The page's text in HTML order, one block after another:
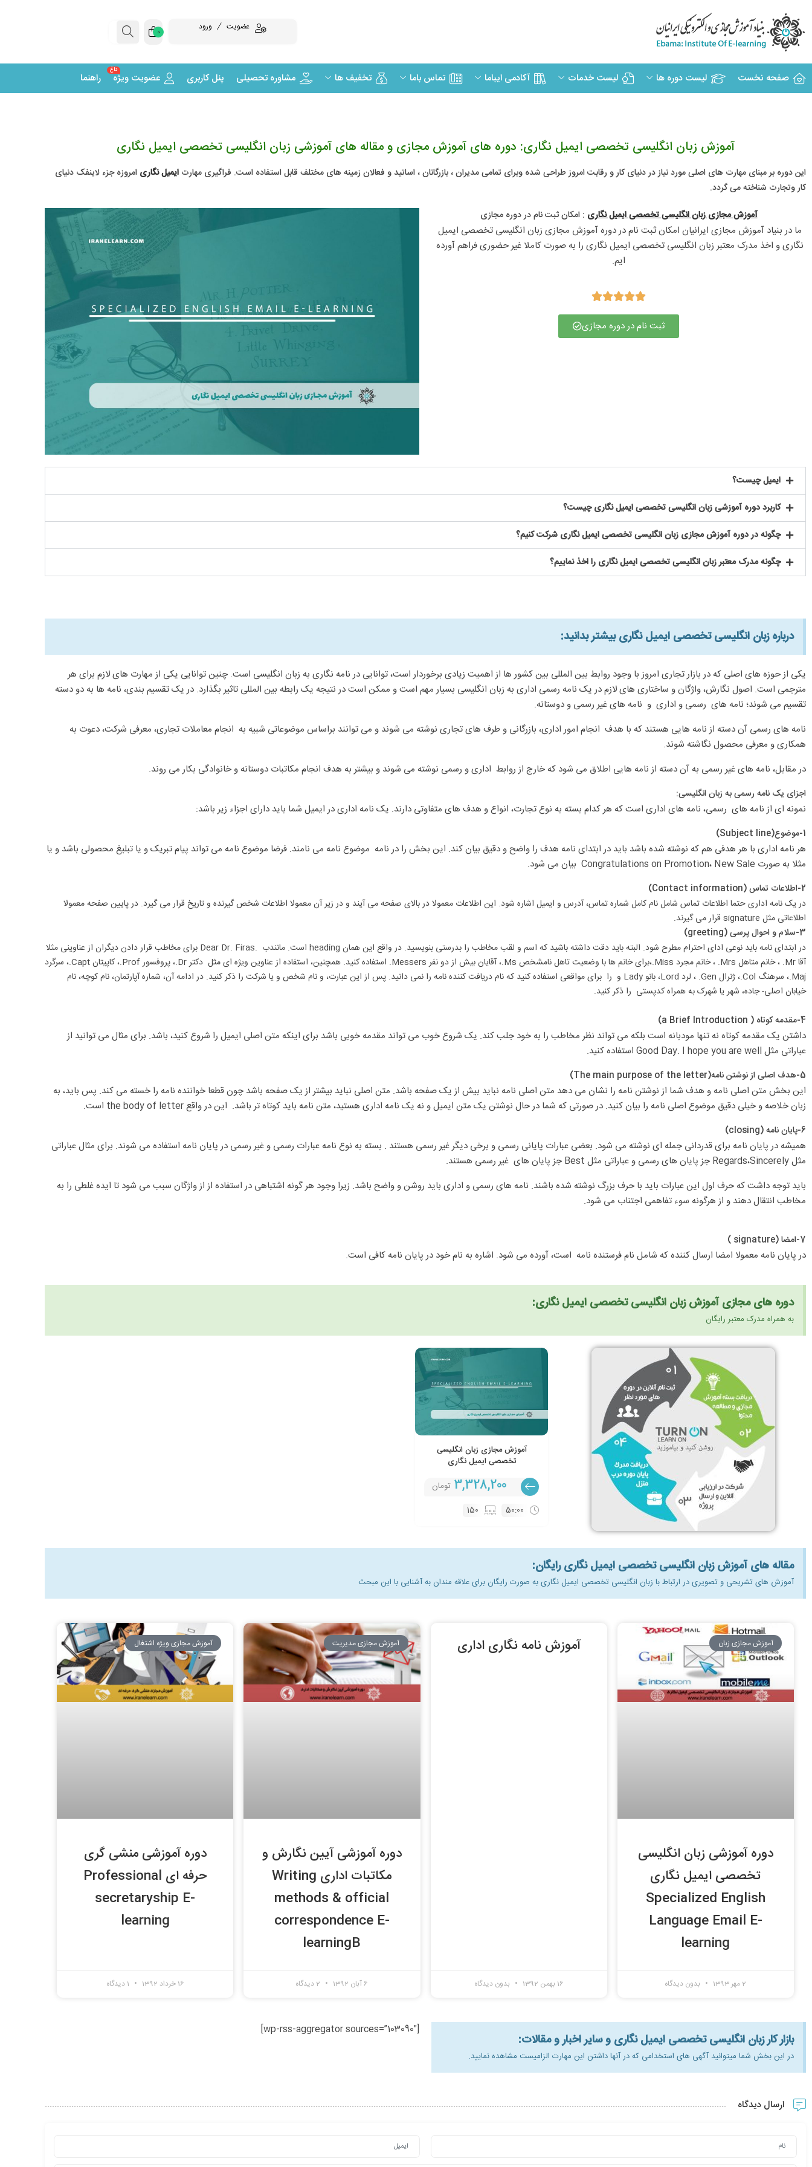
عضویت ورود 0
صفحه نخست لیست دوره ها لیست خدمات آکادمی ایباما تماس باما تخفیف ها مشاوره تحصیلی پنل کاربری عضویت ویژه
داغ
راهنما
آموزش زبان انگلیسی تخصصی ایمیل نگاری: دوره های آموزش مجازی و مقاله های آموزشی زبان انگلیسی تخصصی ایمیل نگاری
این دوره بر مبنای مهارت های اصلی مورد نیاز در دنیای کار و رقابت امروز طراحی شده وبرای تمامی مدیران ، بازرگانان ، اساتید و فعالان زمینه های مختلف قابل استفاده است. فراگیری مهارت ایمیل نگاری امروزه جزء لاینفک دنیای
کار وتجارت شناخته می گردد.
آموزش مجازی زبان انگلیسی تخصصی ایمیل نگاری : امکان ثبت نام در دوره مجازی​
ایم.





ثبت نام در دوره مجازی
ایمیل چیست؟
کاربرد دوره آموزشی زبان انگلیسی تخصصی ایمیل نگاری چیست؟
چگونه در دوره آموزش مجازی زبان انگلیسی تخصصی ایمیل نگاری شرکت کنیم؟
چگونه مدرک معتبر زبان انگلیسی تخصصی ایمیل نگاری را اخذ نماییم؟
درباره زبان انگلیسی تخصصی ایمیل نگاری بیشتر بدانید:​
یکی از حوزه های اصلی که در بازار تجاری امروز با وجود روابط بین المللی بین کشور ها از اهمیت زیادی برخوردار است، توانایی در نامه نگاری به زبان انگلیسی است. چنین توانایی یکی از مهارت های لازم برای هر
مترجمی است. اصول نگارش، واژگان و ساختاری های لازم در یک نامه رسمی اداری به زبان انگلیسی بسیار مهم است و ممکن است در نتیجه یک رابطه بین المللی تاثیر بگذارد. در یک تقسیم بندی، نامه ها به دو دسته
تقسیم می شوند؛ نامه های رسمی و اداری و نامه های غیر رسمی و دوستانه.
نامه های رسمی آن دسته از نامه هایی هستند که با هدف انجام امور اداری، بازرگانی و طرف های تجاری نوشته می شوند و می توانند براساس موضوعاتی شبیه به انجام معاملات تجاری، معرفی شرکت، دعوت به
همکاری و معرفی محصول نگاشته شوند.
در مقابل، نامه های غیر رسمی به آن دسته از نامه هایی اطلاق می شود که خارج از روابط اداری و رسمی نوشته می شوند و بیشتر به هدف انجام مکاتبات دوستانه و خانوادگی بکار می روند.
اجزای یک نامه رسمی به زبان انگلیسی:
نمونه ای از نامه های رسمی، نامه های اداری است که هر کدام بسته به نوع تجارت، انواع و هدف های متفاوتی دارند. یک نامه اداری در ایمیل شما باید دارای اجزاء زیر باشد:
1-موضوع(Subject line)
هر نامه اداری با هر هدفی هم که نوشته شده باشد باید در ابتدای نامه هدف را واضح و دقیق بیان کند. این بخش را در نامه موضوع نامه می نامند. فرضا موضوع نامه می تواند پیام تبریک و یا تبلیغ محصولی باشد و یا
مثلا به صورت Congratulations on Promotion، New Sale بیان می شود.
2-اطلاعات تماس (Contact information)
در یک نامه اداری حتما اطلاعات تماس شامل نام کامل شماره تماس، آدرس و ایمیل اشاره شود. این اطلاعات معمولا در بالای صفحه می آیند و در زیر آن معمولا اطلاعات شخص گیرنده و تاریخ قرار می گیرد. در پایین صفحه معمولا
اطلاعاتی مثل signature قرار می گیرند.
3-سلام و احوال پرسی (greeting)
در ابتدای نامه باید نوعی ادای احترام مطرح شود. البته باید دقت داشته باشید که اسم و لقب مخاطب را بدرستی بنویسید. در واقع این همان heading است. مانندب .Dear Dr. Firas برای مخاطب قرار دادن دیگران از عناوینی مثلا
آقا Mr. ، خانم متاهل Mrs. ، خانم مجرد Miss.،برای خانم ها با وضعیت تاهل نامشخص Ms.، آقایان بیش از دو نفر Messers. استفاده کنید. همچنین، استفاده از عناوین ویژه ای مثل دکتر Dr.، پروفسور Prof.، کاپیتان Capt.، سرگرد
Maj.، سرهنگ Col.، ژنرال Gen. ، لرد Lord، بانو Lady و را برای مواقعی استفاده کنید که نام دریافت کننده نامه را نمی دانید. پس از این عبارت، و نام شخص و یا شرکت را ذکر کنید. در ادامه آن، شماره آپارتمان، نام کوچه، نام
خیابان اصلی- جاده، شهر یا شهرک به همراه کدپستی را ذکر کنید.
4-مقدمه کوتاه ( a Brief Introduction)
داشتن یک مقدمه کوتاه نه تنها مودبانه است بلکه می تواند نظر مخاطب را به خود جلب کند. یک شروع خوب می تواند مقدمه خوبی باشد برای اینکه متن اصلی ایمیل را شروع کنید، باشد. برای مثال می توانید از
عباراتی مثل Good Day. I hope you are well استفاده کنید.
5-هدف اصلی از نوشتن نامه(The main purpose of the letter)
این بخش متن اصلی نامه و هدف شما از نوشتن نامه را نشان می دهد متن اصلی نامه نباید بیش از یک صفحه باشد. متن اصلی نباید بیشتر از یک صفحه باشد چون قطعا خواننده نامه را خسته می کند. پس باید، به
زبان خلاصه و خیلی دقیق موضوع اصلی نامه را بیان کنید. در صورتی که شما در حال نوشتن یک متن ایمیل و نه یک نامه اداری هستید، متن نامه باید کوتاه تر باشد. این در واقع the body of letter است.
6-پایان نامه (closing)
همیشه در پایان نامه برای قدردانی جمله ای نوشته می شود. بعضی عبارات پایانی رسمی و برخی دیگر غیر رسمی هستند . بسته به نوع نامه عبارات رسمی و غیر رسمی در پایان نامه استفاده می شوند. برای مثال عباراتی
مثل Regards،Sincerely جز پایان های رسمی و عباراتی مثل Best جز پایان های غیر رسمی هستند.
باید توجه داشت که حرف اول این عبارات باید با حرف بزرگ نوشته شده باشند. نامه های رسمی و اداری باید روشن و واضح باشد. زیرا وجود هر گونه اشتباهی در استفاده از از واژگان سبب می شود تا ایده غلطی را به
مخاطب انتقال دهند و از هرگونه سوء تفاهمی اجتناب می شود.
7-امضا (signature )
در پایان نامه معمولا امضا ارسال کننده که شامل نام فرستنده نامه است، آورده می شود. اشاره به نام خود در پایان نامه کافی است.
دوره های مجازی آموزش زبان انگلیسی تخصصی ایمیل نگاری:
به همراه مدرک معتبر رایگان
آموزش مجازی زبان انگلیسی
تخصصی ایمیل نگاری
3,328,200 تومان
50:00
150
مقاله های آموزش زبان انگلیسی تخصصی ایمیل نگاری رایگان:
آموزش های تشریحی و تصویری در ارتباط با زبان انگلیسی تخصصی ایمیل نگاری به صورت رایگان برای علاقه مندان به آشنایی با این مبحث
آموزش مجازی زبان
دوره آموزشی زبان انگلیسی
تخصصی ایمیل نگاری
Specialized English
Language Email E-
learning
2 مهر 1393 بدون دیدگاه
آموزش نامه نگاری اداری
16 بهمن 1392 بدون دیدگاه
آموزش مجازی مدیریت
دوره آموزشی آیین نگارش و
مکاتبات اداری Writing
methods & official
correspondence E-
learningB
6 آبان 1392
آموزش مجازی ویژه اشتغال
دوره آموزشی منشی گری
حرفه ای Professional
secretaryship E-
learning
16 خرداد 1392
بازار کار زبان انگلیسی تخصصی ایمیل نگاری و سایر اخبار و مقالات:
در این بخش شما میتوانید آگهی های استخدامی که در آنها داشتن این مهارت الزامیست مشاهده نمایید.
[wp-rss-aggregator sources=”103090″]
ارسال دیدگاه